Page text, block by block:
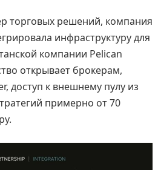
торговых решений, компания
инфраструктуру для
компании Pelican
открывает брокерам,
доступ к внешнему пулу из
примерно от 70